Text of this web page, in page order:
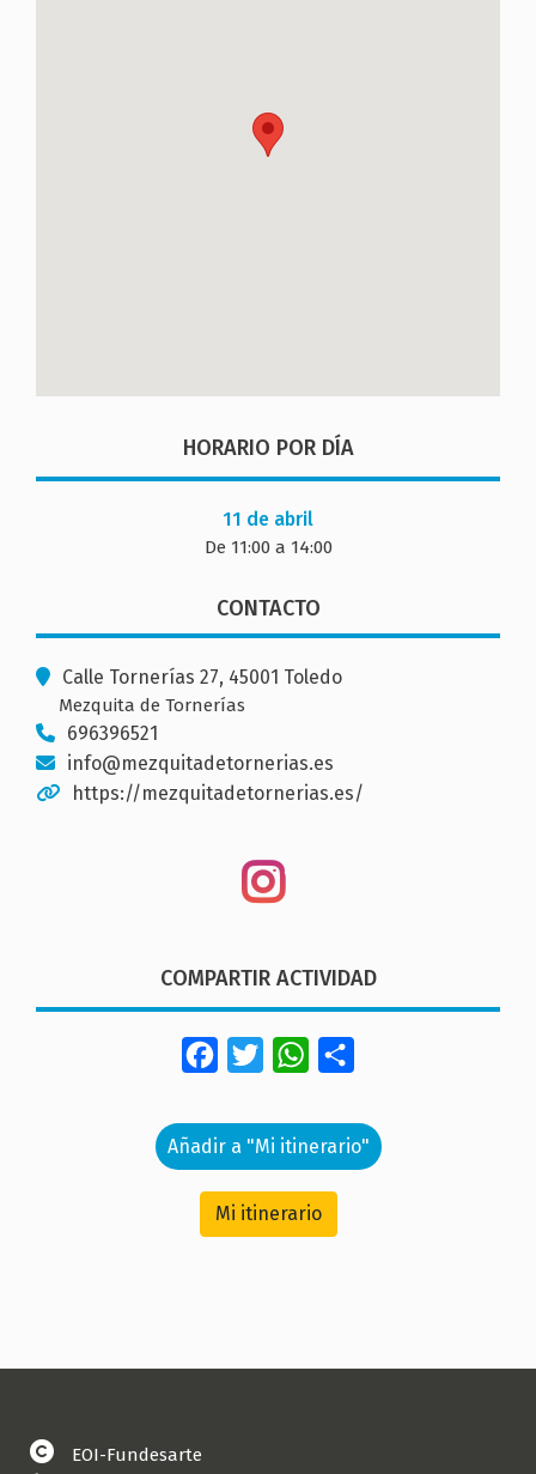
HORARIO POR DÍA
11 de abril
De 11:00 a 14:00
CONTACTO
Calle Tornerías 27, 45001 Toledo
Mezquita de Tornerías
696396521
info@mezquitadetornerias.es
https://mezquitadetornerias.es/
COMPARTIR ACTIVIDAD
FacebookTwitterWhatsApp
Añadir a "Mi itinerario"
Mi itinerario
EOI-Fundesarte